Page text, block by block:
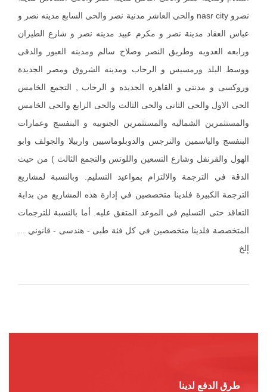
نصرو nasr city والحى العاشر مدنية نصر والحى السابع مدينه نصر و
عباس العقاد مدينة نصر و مكرم عبيد مدينه نصر و شارع الطيران
ورابعه العدويه وطريق النصر وصلاح سالم ومدينه العبور والدقى
ووسط البلد ورمسيس و الرحاب ومدينه الشروق ومصر الجديدة
وروكسى و مدنتى و القاهره الجديده و الرحاب , التجمع الخامس
الحى الاول والحى الثانى والحى الثالث والحى الرابع والحى الخامس
والمستثمرين الشماليه والمستثمرين الجنوبيه و البنفسج وعمارات
البنفسج والياسمين والنرجس والدوبلوماسيين واربيلا والجولف وابو
الهول والقرنفل وشارع التسعين واللوتس والتجمع الثالث ) من حيث
الدقة في الترجمة والالتزام بمواعيد التسليم. وبالنسبة لمشاريع
الترجمة الكبيرة فلدينا متخصصين في إدارة هذه المشاريع من بداية
التعاقد حتى التسليم في الموعد المتفق عليه. أما بالنسبة للترجمات
المتخصصة فلدينا متخصصين في كل فئة طبى - هندسى - قانوني ...
إلخ
طرق الدفع لدينا